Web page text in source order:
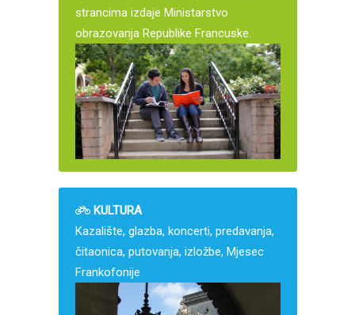
strancima izdaje Ministarstvo
obrazovanja Republike Francuske.
KULTURA
Kazalište, glazba, koncerti, predavanja,
čitaonica, putovanja, izložbe, Mjesec
Frankofonije